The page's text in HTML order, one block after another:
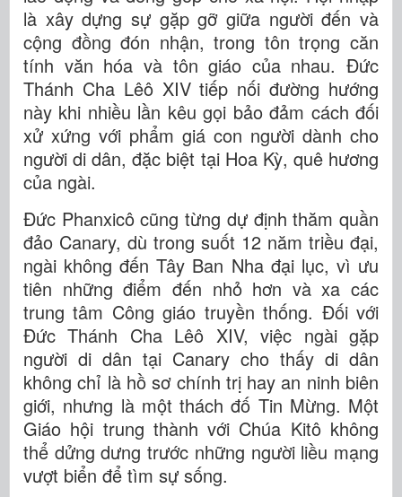
là xây dựng sự gặp gỡ giữa người đến và
cộng đồng đón nhận, trong tôn trọng căn
tính văn hóa và tôn giáo của nhau. Đức
Thánh Cha Lêô XIV tiếp nối đường hướng
này khi nhiều lần kêu gọi bảo đảm cách đối
xử xứng với phẩm giá con người dành cho
người di dân, đặc biệt tại Hoa Kỳ, quê hương
của ngài.
Đức Phanxicô cũng từng dự định thăm quần
đảo Canary, dù trong suốt 12 năm triều đại,
ngài không đến Tây Ban Nha đại lục, vì ưu
tiên những điểm đến nhỏ hơn và xa các
trung tâm Công giáo truyền thống. Đối với
Đức Thánh Cha Lêô XIV, việc ngài gặp
người di dân tại Canary cho thấy di dân
không chỉ là hồ sơ chính trị hay an ninh biên
giới, nhưng là một thách đố Tin Mừng. Một
Giáo hội trung thành với Chúa Kitô không
thể dửng dưng trước những người liều mạng
vượt biển để tìm sự sống.